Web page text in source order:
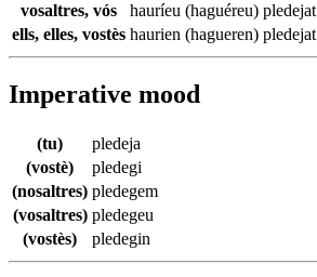
vosaltres, vós
hauríeu (haguéreu) pledejat
ells, elles, vostès haurien (hagueren) pledejat
Imperative mood
(tu)
pledeja
(vostè)
pledegi
(nosaltres) pledegem
(vosaltres) pledegeu
(vostès)
pledegin